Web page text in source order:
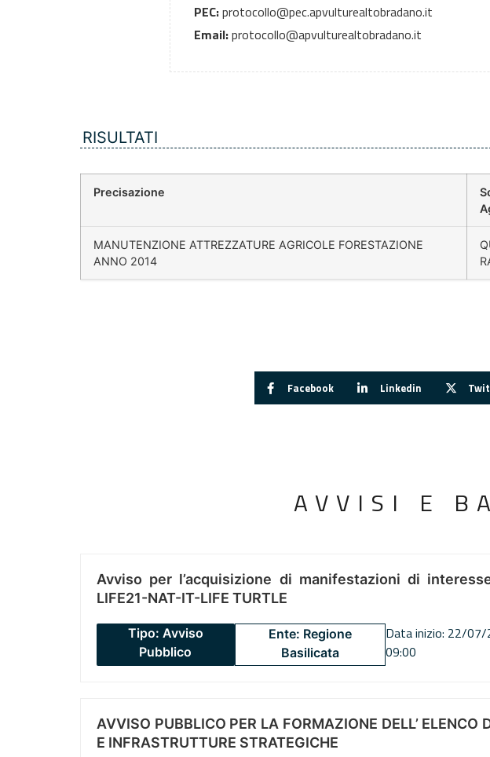
PEC:protocollo@pec.apvulturealtobradano.it
Email:protocollo@apvulturealtobradano.it
RISULTATI
Precisazione
MANUTENZIONE ATTREZZATURE AGRICOLE FORESTAZIONE
ANNO 2014
Facebook Linkedin
AVVISI E
Avviso per l’acquisizione di manifestazioni di
LIFE21-NAT-IT-LIFE TURTLE
Tipo: Avviso
Pubblico
Ente: Regione
Basilicata
Data inizio: 22/
09:00
AVVISO PUBBLICO PER LA FORMAZIONE DELL’
E INFRASTRUTTURE STRATEGICHE